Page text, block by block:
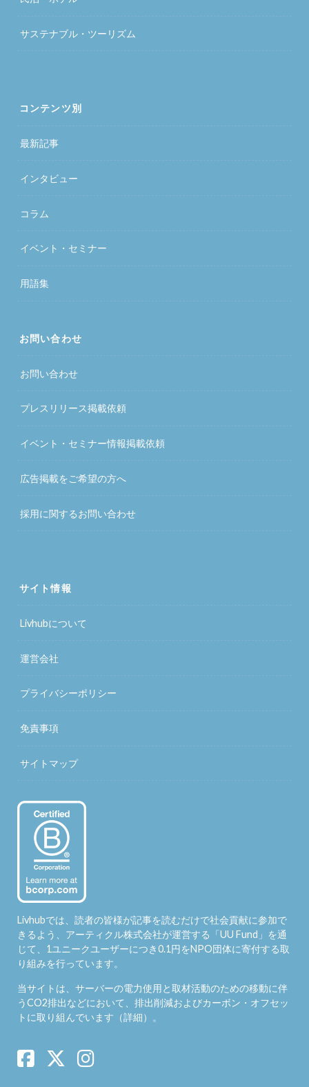
サステナブル・ツーリズム
コンテンツ別
最新記事
インタビュー
コラム
イベント・セミナー
用語集
お問い合わせ
お問い合わせ
プレスリリース掲載依頼
イベント・セミナー情報掲載依頼
広告掲載をご希望の方へ
採用に関するお問い合わせ
サイト情報
Livhubについて
運営会社
プライバシーポリシー
免責事項
サイトマップ
Livhubでは、読者の皆様が記事を読むだけで社会貢献に参加で
きるよう、アーティクル株式会社が運営する「UU Fund 」を通
じて、1ユニークユーザーにつき0.1円をNPO団体に寄付する取
り組みを行っています。
当サイトは、サーバーの電力使用と取材活動のための移動に伴
うCO2排出などにおいて、排出削減およびカーボン・オフセッ
トに取り組んでいます（詳細）。